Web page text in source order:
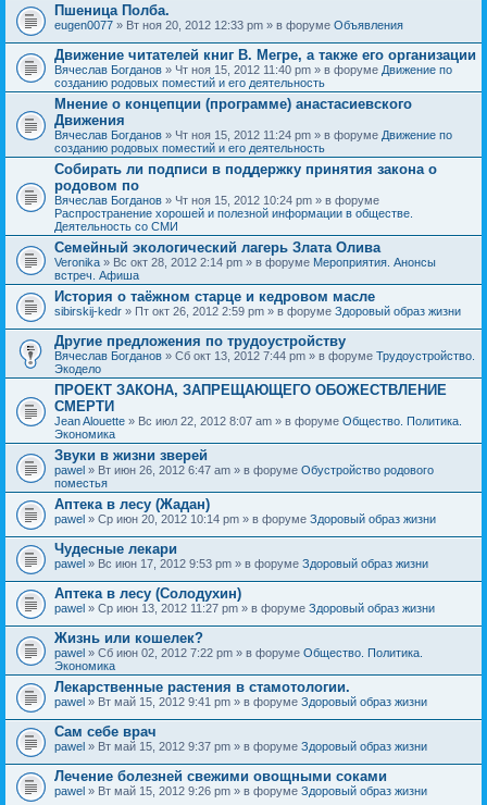
Пшеница Полба.
eugen0077 » Вт ноя 20, 2012 12:33 pm » в форуме Объявления
Движение читателей книг В. Мегре, а также его организации
Вячеслав Богданов » Чт ноя 15, 2012 11:40 pm » в форуме Движение по
созданию родовых поместий и его деятельность
Мнение о концепции (программе) анастасиевского
Движения
Вячеслав Богданов » Чт ноя 15, 2012 11:24 pm » в форуме Движение по
созданию родовых поместий и его деятельность
Собирать ли подписи в поддержку принятия закона о
родовом по
Вячеслав Богданов » Чт ноя 15, 2012 10:24 pm » в форуме
Распространение хорошей и полезной информации в обществе.
Деятельность со СМИ
Семейный экологический лагерь Злата Олива
Veronika » Вс окт 28, 2012 2:14 pm » в форуме Мероприятия. Анонсы
встреч. Афиша
История о таёжном старце и кедровом масле
sibirskij-kedr » Пт окт 26, 2012 2:59 pm » в форуме Здоровый образ жизни
Другие предложения по трудоустройству
Вячеслав Богданов » Сб окт 13, 2012 7:44 pm » в форуме Трудоустройство.
Экодело
ПРОЕКТ ЗАКОНА, ЗАПРЕЩАЮЩЕГО ОБОЖЕСТВЛЕНИЕ
СМЕРТИ
Jean Alouette » Вс июл 22, 2012 8:07 am » в форуме Общество. Политика.
Экономика
Звуки в жизни зверей
pawel » Вт июн 26, 2012 6:47 am » в форуме Обустройство родового
поместья
Аптека в лесу (Жадан)
pawel » Ср июн 20, 2012 10:14 pm » в форуме Здоровый образ жизни
Чудесные лекари
pawel » Вс июн 17, 2012 9:53 pm » в форуме Здоровый образ жизни
Аптека в лесу (Солодухин)
pawel » Ср июн 13, 2012 11:27 pm » в форуме Здоровый образ жизни
Жизнь или кошелек?
pawel » Сб июн 02, 2012 7:22 pm » в форуме Общество. Политика.
Экономика
Лекарственные растения в стамотологии.
pawel » Вт май 15, 2012 9:41 pm » в форуме Здоровый образ жизни
Сам себе врач
pawel » Вт май 15, 2012 9:37 pm » в форуме Здоровый образ жизни
Лечение болезней свежими овощными соками
pawel » Вт май 15, 2012 9:26 pm » в форуме Здоровый образ жизни